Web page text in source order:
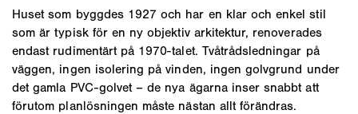
Huset som byggdes 1927 och har en klar och enkel stil
som är typisk för en ny objektiv arkitektur, renoverades
endast rudimentärt på 1970-talet. Tvåtrådsledningar på
väggen, ingen isolering på vinden, ingen golvgrund under
det gamla PVC-golvet – de nya ägarna inser snabbt att
förutom planlösningen måste nästan allt förändras.